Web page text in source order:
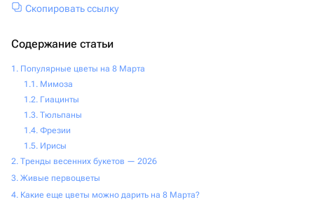
Скопировать ссылку
Содержание статьи
Популярные цветы на 8 Марта
Мимоза
Гиацинты
Тюльпаны
Фрезии
Ирисы
Тренды весенних букетов — 2026
Живые первоцветы
Какие еще цветы можно дарить на 8 Марта?